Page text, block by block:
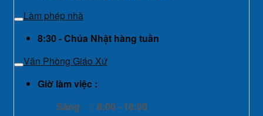
Làm phép nhà
8:30 - Chúa Nhật hàng tuần
Văn Phòng Giáo Xứ
Giờ làm việc :
Sáng : 8:00 - 10:00